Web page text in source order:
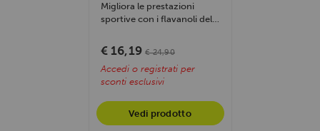
Migliora le prestazioni
sportive con i flavanoli del
€ 16,19 € 24,90
Accedi o registrati per
sconti esclusivi
Vedi prodotto